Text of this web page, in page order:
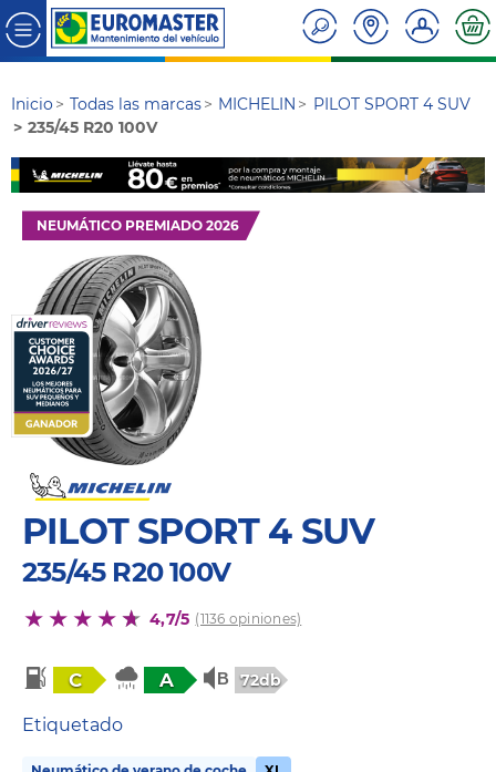
Inicio Todas las marcas MICHELIN
PILOT SPORT 4 SUV
235/45 R20 100V
NEUMÁTICO PREMIADO 2026
PILOT SPORT 4 SUV
235/45 R20 100V
4,7/5 (1136 opiniones)
C A 72db
Etiquetado